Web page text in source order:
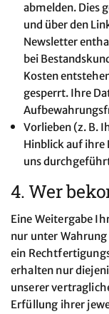
abmelden. Dies
und über den
Newsletter
bei
Kosten
gesperrt. Ihre
Vorlieben (z. B.
Hinblick auf ihre
uns
4. Wer
Eine Weitergabe
nur unter Wahrung
ein
erhalten nur
unserer
Erfüllung ihrer